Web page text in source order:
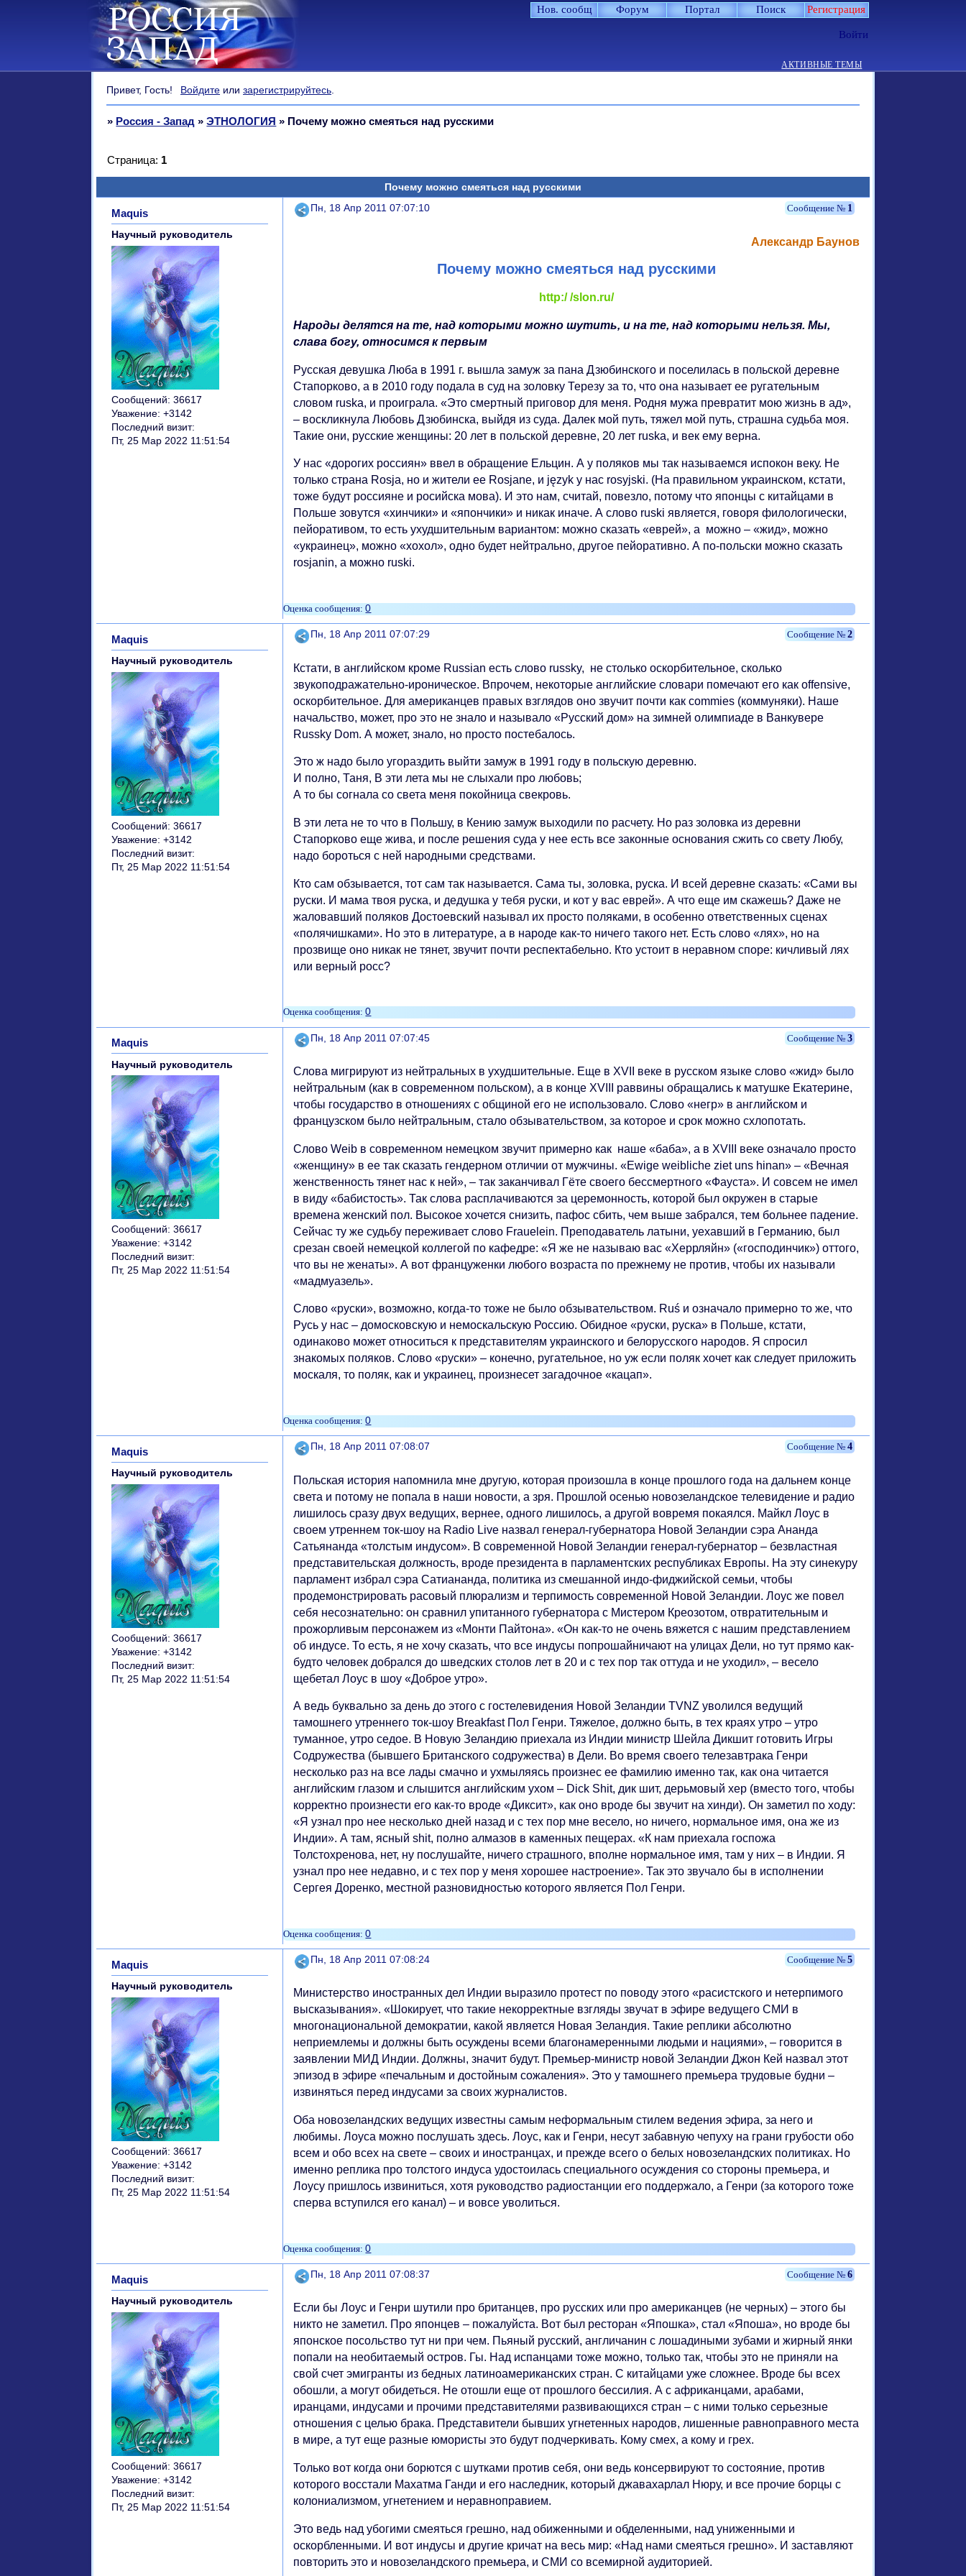
Нов. сообщ Форум Портал Поиск Регистрация
Войти
АКТИВНЫЕ ТЕМЫ
Привет, Гость! Войдите илизарегистрируйтесь.
» Россия - Запад »ЭТНОЛОГИЯ » Почему можно смеяться над русскими
Почему можно смеяться над русскими
Страница: 1
Поделиться 1
Пн, 18 Апр 2011 07:07:10
Maquis
Научный руководитель
Сообщений: 36617
Уважение: +3142
Последний визит:
Пт, 25 Мар 2022 11:51:54
Александр Баунов
Почему можно смеяться над русскими
http:/ /slon.ru/
Народы делятся на те, над которыми можно шутить, и на те, над которыми нельзя. Мы,
слава богу, относимся к первым
Русская девушка Люба в 1991 г. вышла замуж за пана Дзюбинского и поселилась в польской деревне
Стапорково, а в 2010 году подала в суд на золовку Терезу за то, что она называет ее ругательным
словом ruska, и проиграла. «Это смертный приговор для меня. Родня мужа превратит мою жизнь в ад»,
– воскликнула Любовь Дзюбинска, выйдя из суда. Далек мой путь, тяжел мой путь, страшна судьба моя.
Такие они, русские женщины: 20 лет в польской деревне, 20 лет ruska, и век ему верна.
У нас «дорогих россиян» ввел в обращение Ельцин. А у поляков мы так называемся испокон веку. Не
только страна Rosja, но и жители ее Rosjane, и język у нас rosyjski. (На правильном украинском, кстати,
тоже будут россияне и росийска мова). И это нам, считай, повезло, потому что японцы с китайцами в
Польше зовутся «хинчики» и «япончики» и никак иначе. А слово ruski является, говоря филологически,
пейоративом, то есть ухудшительным вариантом: можно сказать «еврей», а можно – «жид», можно
«украинец», можно «хохол», одно будет нейтрально, другое пейоративно. А по-польски можно сказать
rosjanin, а можно ruski.
0
Поделиться 2
Пн, 18 Апр 2011 07:07:29
Maquis
Научный руководитель
Сообщений: 36617
Уважение: +3142
Последний визит:
Пт, 25 Мар 2022 11:51:54
Кстати, в английском кроме Russian есть слово russky, не столько оскорбительное, сколько
звукоподражательно-ироническое. Впрочем, некоторые английские словари помечают его как offensive,
оскорбительное. Для американцев правых взглядов оно звучит почти как commies (коммуняки). Наше
начальство, может, про это не знало и называло «Русский дом» на зимней олимпиаде в Ванкувере
Russky Dom. А может, знало, но просто постебалось.
Это ж надо было угораздить выйти замуж в 1991 году в польскую деревню.
И полно, Таня, В эти лета мы не слыхали про любовь;
А то бы согнала со света меня покойница свекровь.
В эти лета не то что в Польшу, в Кению замуж выходили по расчету. Но раз золовка из деревни
Стапорково еще жива, и после решения суда у нее есть все законные основания сжить со свету Любу,
надо бороться с ней народными средствами.
Кто сам обзывается, тот сам так называется. Сама ты, золовка, руска. И всей деревне сказать: «Сами вы
руски. И мама твоя руска, и дедушка у тебя руски, и кот у вас еврей». А что еще им скажешь? Даже не
жаловавший поляков Достоевский называл их просто поляками, в особенно ответственных сценах
«полячишками». Но это в литературе, а в народе как-то ничего такого нет. Есть слово «лях», но на
прозвище оно никак не тянет, звучит почти респектабельно. Кто устоит в неравном споре: кичливый лях
или верный росс?
0
Поделиться 3
Пн, 18 Апр 2011 07:07:45
Maquis
Научный руководитель
Сообщений: 36617
Уважение: +3142
Последний визит:
Пт, 25 Мар 2022 11:51:54
Слова мигрируют из нейтральных в ухудшительные. Еще в XVII веке в русском языке слово «жид» было
нейтральным (как в современном польском), а в конце XVIII раввины обращались к матушке Екатерине,
чтобы государство в отношениях с общиной его не использовало. Слово «негр» в английском и
французском было нейтральным, стало обзывательством, за которое и срок можно схлопотать.
Слово Weib в современном немецком звучит примерно как наше «баба», а в XVIII веке означало просто
«женщину» в ее так сказать гендерном отличии от мужчины. «Ewige weibliche ziet uns hinan» – «Вечная
женственность тянет нас к ней», – так заканчивал Гёте своего бессмертного «Фауста». И совсем не имел
в виду «бабистость». Так слова расплачиваются за церемонность, которой был окружен в старые
времена женский пол. Высокое хочется снизить, пафос сбить, чем выше забрался, тем больнее падение.
Сейчас ту же судьбу переживает слово Frauelein. Преподаватель латыни, уехавший в Германию, был
срезан своей немецкой коллегой по кафедре: «Я же не называю вас «Херрляйн» («господинчик») оттого,
что вы не женаты». А вот француженки любого возраста по прежнему не против, чтобы их называли
«мадмуазель».
Слово «руски», возможно, когда-то тоже не было обзывательством. Ruś и означало примерно то же, что
Русь у нас – домосковскую и немоскальскую Россию. Обидное «руски, руска» в Польше, кстати,
одинаково может относиться к представителям украинского и белорусского народов. Я спросил
знакомых поляков. Слово «руски» – конечно, ругательное, но уж если поляк хочет как следует приложить
москаля, то поляк, как и украинец, произнесет загадочное «кацап».
0
Поделиться 4
Пн, 18 Апр 2011 07:08:07
Maquis
Научный руководитель
Сообщений: 36617
Уважение: +3142
Последний визит:
Пт, 25 Мар 2022 11:51:54
Польская история напомнила мне другую, которая произошла в конце прошлого года на дальнем конце
света и потому не попала в наши новости, а зря. Прошлой осенью новозеландское телевидение и радио
лишилось сразу двух ведущих, вернее, одного лишилось, а другой вовремя покаялся. Майкл Лоус в
своем утреннем ток-шоу на Radio Live назвал генерал-губернатора Новой Зеландии сэра Ананда
Сатьянанда «толстым индусом». В современной Новой Зеландии генерал-губернатор – безвластная
представительская должность, вроде президента в парламентских республиках Европы. На эту синекуру
парламент избрал сэра Сатиананда, политика из смешанной индо-фиджийской семьи, чтобы
продемонстрировать расовый плюрализм и терпимость современной Новой Зеландии. Лоус же повел
себя несознательно: он сравнил упитанного губернатора с Мистером Креозотом, отвратительным и
прожорливым персонажем из «Монти Пайтона». «Он как-то не очень вяжется с нашим представлением
об индусе. То есть, я не хочу сказать, что все индусы попрошайничают на улицах Дели, но тут прямо как-
будто человек добрался до шведских столов лет в 20 и с тех пор так оттуда и не уходил», – весело
щебетал Лоус в шоу «Доброе утро».
А ведь буквально за день до этого с гостелевидения Новой Зеландии TVNZ уволился ведущий
тамошнего утреннего ток-шоу Breakfast Пол Генри. Тяжелое, должно быть, в тех краях утро – утро
туманное, утро седое. В Новую Зеландию приехала из Индии министр Шейла Дикшит готовить Игры
Содружества (бывшего Британского содружества) в Дели. Во время своего телезавтрака Генри
несколько раз на все лады смачно и ухмыляясь произнес ее фамилию именно так, как она читается
английским глазом и слышится английским ухом – Dick Shit, дик шит, дерьмовый хер (вместо того, чтобы
корректно произнести его как-то вроде «Диксит», как оно вроде бы звучит на хинди). Он заметил по ходу:
«Я узнал про нее несколько дней назад и с тех пор мне весело, но ничего, нормальное имя, она же из
Индии». А там, ясный shit, полно алмазов в каменных пещерах. «К нам приехала госпожа
Толстохренова, нет, ну послушайте, ничего страшного, вполне нормальное имя, там у них – в Индии. Я
узнал про нее недавно, и с тех пор у меня хорошее настроение». Так это звучало бы в исполнении
Сергея Доренко, местной разновидностью которого является Пол Генри.
0
Поделиться 5
Пн, 18 Апр 2011 07:08:24
Maquis
Научный руководитель
Сообщений: 36617
Уважение: +3142
Последний визит:
Пт, 25 Мар 2022 11:51:54
Министерство иностранных дел Индии выразило протест по поводу этого «расистского и нетерпимого
высказывания». «Шокирует, что такие некорректные взгляды звучат в эфире ведущего СМИ в
многонациональной демократии, какой является Новая Зеландия. Такие реплики абсолютно
неприемлемы и должны быть осуждены всеми благонамеренными людьми и нациями», – говорится в
заявлении МИД Индии. Должны, значит будут. Премьер-министр новой Зеландии Джон Кей назвал этот
эпизод в эфире «печальным и достойным сожаления». Это у тамошнего премьера трудовые будни –
извиняться перед индусами за своих журналистов.
Оба новозеландских ведущих известны самым неформальным стилем ведения эфира, за него и
любимы. Лоуса можно послушать здесь. Лоус, как и Генри, несут забавную чепуху на грани грубости обо
всем и обо всех на свете – своих и иностранцах, и прежде всего о белых новозеландских политиках. Но
именно реплика про толстого индуса удостоилась специального осуждения со стороны премьера, и
Лоусу пришлось извиниться, хотя руководство радиостанции его поддержало, а Генри (за которого тоже
сперва вступился его канал) – и вовсе уволиться.
0
Поделиться 6
Пн, 18 Апр 2011 07:08:37
Maquis
Научный руководитель
Сообщений: 36617
Уважение: +3142
Последний визит:
Пт, 25 Мар 2022 11:51:54
Если бы Лоус и Генри шутили про британцев, про русских или про американцев (не черных) – этого бы
никто не заметил. Про японцев – пожалуйста. Вот был ресторан «Япошка», стал «Япоша», но вроде бы
японское посольство тут ни при чем. Пьяный русский, англичанин с лошадиными зубами и жирный янки
попали на необитаемый остров. Гы. Над испанцами тоже можно, только так, чтобы это не приняли на
свой счет эмигранты из бедных латиноамериканских стран. С китайцами уже сложнее. Вроде бы всех
обошли, а могут обидеться. Не отошли еще от прошлого бессилия. А с африканцами, арабами,
иранцами, индусами и прочими представителями развивающихся стран – с ними только серьезные
отношения с целью брака. Представители бывших угнетенных народов, лишенные равноправного места
в мире, а тут еще разные юмористы это будут подчеркивать. Кому смех, а кому и грех.
Только вот когда они борются с шутками против себя, они ведь консервируют то состояние, против
которого восстали Махатма Ганди и его наследник, который джавахарлал Нюру, и все прочие борцы с
колониализмом, угнетением и неравноправием.
Это ведь над убогими смеяться грешно, над обиженными и обделенными, над униженными и
оскорбленными. И вот индусы и другие кричат на весь мир: «Над нами смеяться грешно». И заставляют
повторить это и новозеландского премьера, и СМИ со всемирной аудиторией.